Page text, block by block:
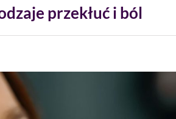
przekłuć i ból